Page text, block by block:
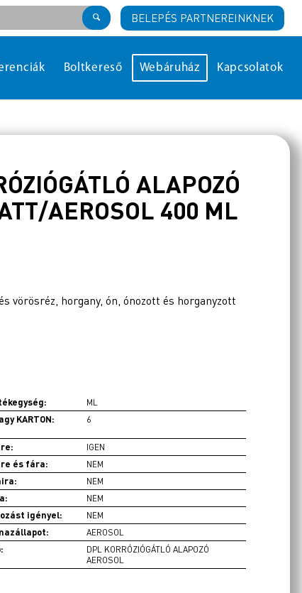
BELEPÉS PARTNEREINKNEK
Boltkereső Webáruház Kapcsolatok
ALAPOZÓ
AEROSOL 400 ML
vörösréz, horgany, ón, ónozott és horganyzott
ML
KARTON: 6
IGEN
és fára: NEM
NEM
NEM
igényel: NEM
AEROSOL
DPL KORRÓZIÓGÁTLÓ ALAPOZÓ
AEROSOL